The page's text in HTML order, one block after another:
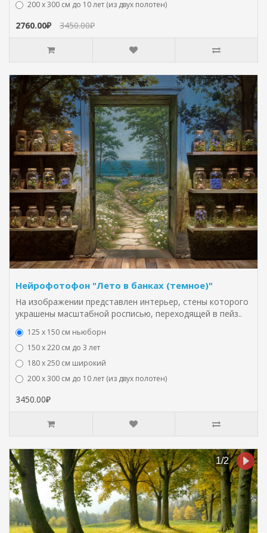
200 х 300 см до 10 лет (из двух полотен)
2760.00₽ 3450.00₽
Нейрофотофон "Лето в банках (темное)"
На изображении представлен интерьер, стены которого
украшены масштабной росписью, переходящей в пейз..
125 x 150 см ньюборн
150 х 220 см до 3 лет
180 х 250 см широкий
200 х 300 см до 10 лет (из двух полотен)
3450.00₽